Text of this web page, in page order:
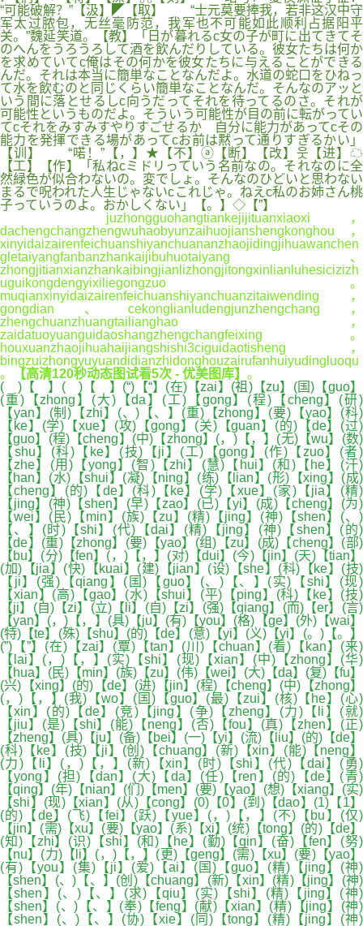
“可能破解？”【汲】◤【取】 “士元莫要捧我，若非这汉中守
军太过脓包，无丝毫防范，我军也不可能如此顺利占据阳平
关。”魏延笑道。【教】「日が暮れるc女の子が町に出てきてそ
のへんをうろうろして酒を飲んだりしている。彼女たちは何か
を求めていてc俺はその何かを彼女たちに与えることができる
んだ。それは本当に簡単なことなんだよ。水道の蛇口をひねっ
て水を飲むのと同じくらい簡単なことなんだ。そんなのアッと
いう間に落とせるしc向うだってそれを待ってるのさ。それが
可能性というものだよ。そういう可能性が目の前に転がってい
てcそれをみすみすやりすごせるか 自分に能力があってcその
能力を発揮できる場があってcお前は黙って通りすぎるかい」
【训】 “喏！”【，】★【不】ⓐ【断】【改】웃【进】☁
【工】【作】「私ねcミドリっていう名前なの。それなのに全
然緑色が似合わないの。変でしょ。そんなのひどいと思わない
まるで呪われた人生じゃないcこれじゃ。ねえc私のお姉さん桃
子っていうのよ。おかしくない」【。】◇【”】
juzhongguohangtiankejijituanxiaoxi，
dachengchangzhengwuhaobyunzaihuojianshengkonghou，
xinyidaizairenfeichuanshiyanchuananzhaojidingjihuawanchen
gletaiyangfanbanzhankaijibuhuotaiyang、
zhongjitianxianzhankaibingjianlizhongjitongxinlianluhesicizizh
uguikongdengyixiliegongzuo。
muqianxinyidaizairenfeichuanshiyanchuanzitaiwending，
gongdian、cekonglianludengjunzhengchang，
zhengchuanzhuangtailianghao，
zaidatuoyuanguidaoshangzhengchangfeixing。
houxuanzhaojihuahaijiangshishi3ciguidaotisheng，
bingzuizhongyuyuandidianzhidonghouzairufanhuiyudingluoqu
。
【高清120秒动态图试看5次 - 优美图库】 。
( )【 】( )【 】(“)【“】(在)【zai】(祖)【zu】(国)【guo】
(重)【zhong】(大)【da】(工)【gong】(程)【cheng】(研)
【yan】(制)【zhi】(、)【、】(重)【zhong】(要)【yao】(科)
【ke】(学)【xue】(攻)【gong】(关)【guan】(的)【de】(过)
【guo】(程)【cheng】(中)【zhong】(，)【，】(无)【wu】(数)
【shu】(科)【ke】(技)【ji】(工)【gong】(作)【zuo】(者)
【zhe】(用)【yong】(智)【zhi】(慧)【hui】(和)【he】(汗)
【han】(水)【shui】(凝)【ning】(练)【lian】(形)【xing】(成)
【cheng】(的)【de】(科)【ke】(学)【xue】(家)【jia】(精)
【jing】(神)【shen】(早)【zao】(已)【yi】(成)【cheng】(为)
【wei】(民)【min】(族)【zu】(精)【jing】(神)【shen】(、)
【、】(时)【shi】(代)【dai】(精)【jing】(神)【shen】(的)
【de】(重)【zhong】(要)【yao】(组)【zu】(成)【cheng】(部)
【bu】(分)【fen】(，)【，】(对)【dui】(今)【jin】(天)【tian】
(加)【jia】(快)【kuai】(建)【jian】(设)【she】(科)【ke】(技)
【ji】(强)【qiang】(国)【guo】(、)【、】(实)【shi】(现)
【xian】(高)【gao】(水)【shui】(平)【ping】(科)【ke】(技)
【ji】(自)【zi】(立)【li】(自)【zi】(强)【qiang】(而)【er】(言)
【yan】(，)【，】(具)【ju】(有)【you】(格)【ge】(外)【wai】
(特)【te】(殊)【shu】(的)【de】(意)【yi】(义)【yi】(。)【。】
(”)【”】(在)【zai】(覃)【tan】(川)【chuan】(看)【kan】(来)
【lai】(，)【，】(实)【shi】(现)【xian】(中)【zhong】(华)
【hua】(民)【min】(族)【zu】(伟)【wei】(大)【da】(复)【fu】
(兴)【xing】(的)【de】(进)【jin】(程)【cheng】(中)【zhong】
(，)【，】(我)【wo】(国)【guo】(最)【zui】(核)【he】(心)
【xin】(的)【de】(竞)【jing】(争)【zheng】(力)【li】(就)
【jiu】(是)【shi】(能)【neng】(否)【fou】(真)【zhen】(正)
【zheng】(具)【ju】(备)【bei】(一)【yi】(流)【liu】(的)【de】
(科)【ke】(技)【ji】(创)【chuang】(新)【xin】(能)【neng】
(力)【li】(，)【，】(新)【xin】(时)【shi】(代)【dai】(勇)
【yong】(担)【dan】(大)【da】(任)【ren】(的)【de】(青)
【qing】(年)【nian】(们)【men】(要)【yao】(想)【xiang】(实)
【shi】(现)【xian】(从)【cong】(0)【0】(到)【dao】(1)【1】
(的)【de】(飞)【fei】(跃)【yue】(，)【，】(不)【bu】(仅)
【jin】(需)【xu】(要)【yao】(系)【xi】(统)【tong】(的)【de】
(知)【zhi】(识)【shi】(和)【he】(勤)【qin】(奋)【fen】(努)
【nu】(力)【li】(，)【，】(更)【geng】(需)【xu】(要)【yao】
(有)【you】(集)【ji】(爱)【ai】(国)【guo】(精)【jing】(神)
【shen】(、)【、】(创)【chuang】(新)【xin】(精)【jing】(神)
【shen】(、)【、】(求)【qiu】(实)【shi】(精)【jing】(神)
【shen】(、)【、】(奉)【feng】(献)【xian】(精)【jing】(神)
【shen】(、)【、】(协)【xie】(同)【tong】(精)【jing】(神)